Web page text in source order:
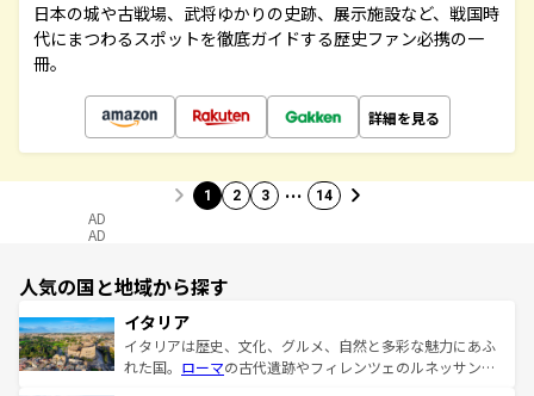
日本の城や古戦場、武将ゆかりの史跡、展示施設など、戦国時
代にまつわるスポットを徹底ガイドする歴史ファン必携の一
冊。
詳細を見る
1 2 3 … 14
AD
AD
人気の国と地域から探す
イタリア
イタリアは歴史、文化、グルメ、自然と多彩な魅力にあふ
れた国。 ローマの古代遺跡やフィレンツェのルネッサンス